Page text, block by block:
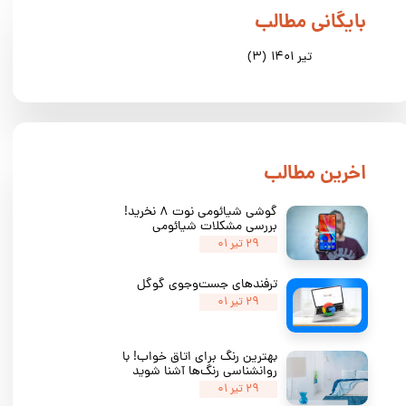
★★
تیر ۱۴۰۱ (۳)
​بایگانی مطالب
​اخرین مطالب
گوشی شیائومی نوت ۸ نخرید!
بررسی مشکلات شیائومی
۲۹ تیر ۰۱
ترفندهای جست‌وجوی گوگل
۲۹ تیر ۰۱
بهترین رنگ برای اتاق خواب! با
روانشناسی رنگ‌ها آشنا شوید
۲۹ تیر ۰۱